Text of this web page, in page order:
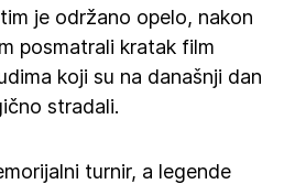
je održano opelo, nakon
posmatrali kratak film
koji su na današnji dan
stradali.
turnir, a legende